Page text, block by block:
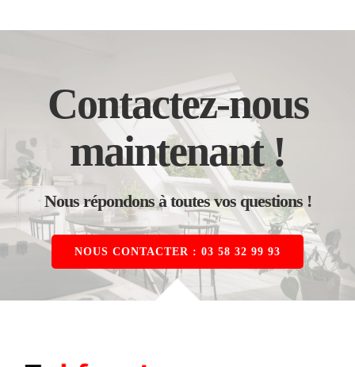
Contactez-nous
maintenant !
Nous répondons à toutes vos questions !
NOUS CONTACTER : 03 58 32 99 93